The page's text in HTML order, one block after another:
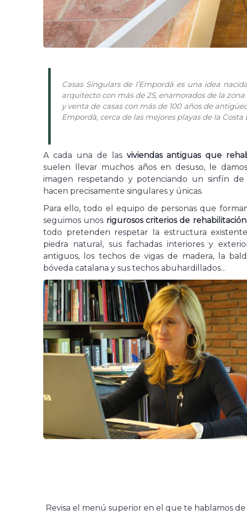
Casas Singulars de l’Empordà es una idea
arquitecto con más de 25, enamorados de la
y venta de casas con más de 100 años de
Empordà, cerca de las mejores playas de la Costa
A cada una de las viviendas antiguas que
suelen llevar muchos años en desuso, le
imagen respetando y potenciando un sinfín
hacen precisamente singulares y únicas.
Para ello, todo el equipo de personas que
seguimos unos rigurosos criterios de rehabilitación
todo pretenden respetar la estructura existente
piedra natural, sus fachadas interiores y
antiguos, los techos de vigas de madera, la
bóveda catalana y sus techos abuhardillados…
Revisa el menú superior en el que te hablamos